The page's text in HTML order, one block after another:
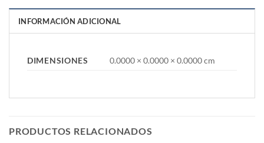
INFORMACIÓN ADICIONAL
DIMENSIONES 0.0000 × 0.0000 × 0.0000 cm
PRODUCTOS RELACIONADOS